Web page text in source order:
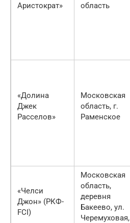
Аристократ»
область
«Долина
Джек
Расселов»
Московская
область, г.
Раменское
«Челси
Джон» (РКФ-
FCI)
Московская
область,
деревня
Бакеево, ул.
Черемуховая,